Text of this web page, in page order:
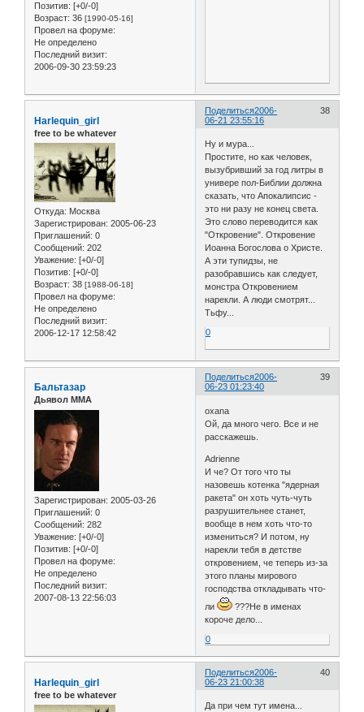
Позитив: [+0/-0]
Возраст: 36 [1990-05-16]
Провел на форуме:
Не определено
Последний визит:
2006-09-30 23:59:23
Поделиться 38
2006-
06-21 23:55:16
Harlequin_girl
free to be whatever
Откуда: Москва
Зарегистрирован: 2005-06-23
Приглашений: 0
Сообщений: 202
Уважение: [+0/-0]
Позитив: [+0/-0]
Возраст: 38 [1988-06-18]
Провел на форуме:
Не определено
Последний визит:
2006-12-17 12:58:42
Ну и мура...
Простите, но как человек,
вызубривший за год литры в
универе пол-Библии должна
сказать, что Апокалипсис -
это ни разу не конец света.
Это слово переводится как
"Откровение". Откровение
Иоанна Богослова о Христе.
А эти тупидзы, не
разобравшись как следует,
монстра Откровением
нарекли. А люди смотрят...
Тьфу...
0
Поделиться 39
2006-
06-23 01:23:40
Бальтазар
Дьявол ММА
Зарегистрирован: 2005-03-26
Приглашений: 0
Сообщений: 282
Уважение: [+0/-0]
Позитив: [+0/-0]
Провел на форуме:
Не определено
Последний визит:
2007-08-13 22:56:03
oxana
Ой, да много чего. Все и не
расскажешь.
Adrienne
И че? От того что ты
назовешь котенка "ядерная
ракета" он хоть чуть-чуть
разрушительнее станет,
вообще в нем хоть что-то
измениться? И потом, ну
нарекли тебя в детстве
откровением, че теперь из-за
этого планы мирового
господства откладывать что-
ли
???Не в именах
короче дело...
0
Поделиться 40
2006-
06-23 21:00:38
Harlequin_girl
free to be whatever
Да при чем тут имена...